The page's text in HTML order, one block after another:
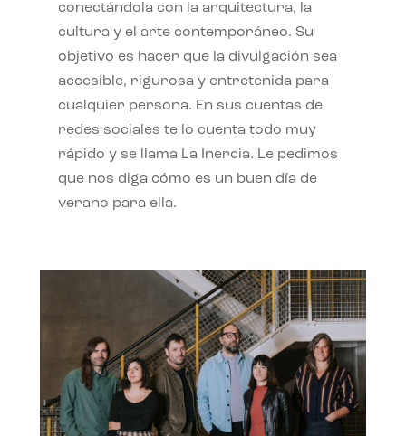
conectándola con la arquitectura, la
cultura y el arte contemporáneo. Su
objetivo es hacer que la divulgación sea
accesible, rigurosa y entretenida para
cualquier persona. En sus cuentas de
redes sociales te lo cuenta todo muy
rápido y se llama La Inercia. Le pedimos
que nos diga cómo es un buen día de
verano para ella.